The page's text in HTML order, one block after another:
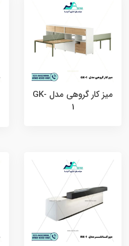
ميز كار گروهی مدل GK-
1